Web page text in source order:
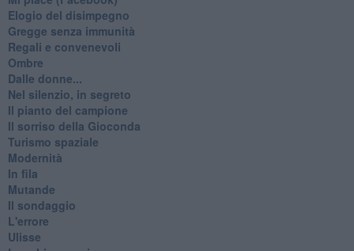
Elogio del disimpegno
Gregge senza immunità
Regali e convenevoli
Ombre
Dalle donne...
Nel silenzio, in segreto
Il pianto del campione
Il sorriso della Gioconda
Turismo spaziale
Modernità
In fila
Mutande
Il sondaggio
L'errore
Ulisse